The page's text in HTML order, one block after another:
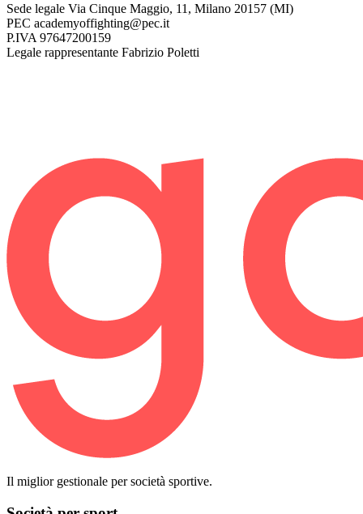
Sede legale Via Cinque Maggio, 11, Milano 20157 (MI)
PEC academyoffighting@pec.it
P.IVA 97647200159
Legale rappresentante Fabrizio Poletti
Il miglior gestionale per società sportive.